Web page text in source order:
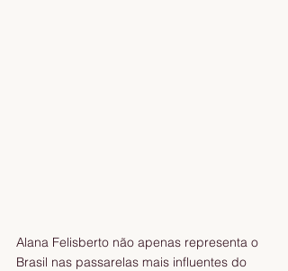
Alana Felisberto não apenas representa o
Brasil nas passarelas mais influentes do